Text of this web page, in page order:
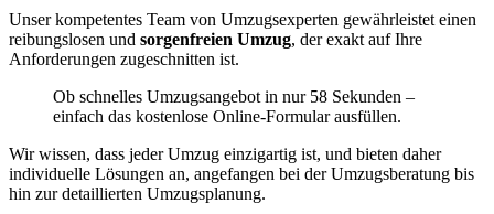
Unser kompetentes Team von Umzugsexperten gewährleistet einen
reibungslosen und sorgenfreien Umzug, der exakt auf Ihre
Anforderungen zugeschnitten ist.
Ob schnelles Umzugsangebot in nur 58 Sekunden –
einfach das kostenlose Online-Formular ausfüllen.
Wir wissen, dass jeder Umzug einzigartig ist, und bieten daher
individuelle Lösungen an, angefangen bei der Umzugsberatung bis
hin zur detaillierten Umzugsplanung.